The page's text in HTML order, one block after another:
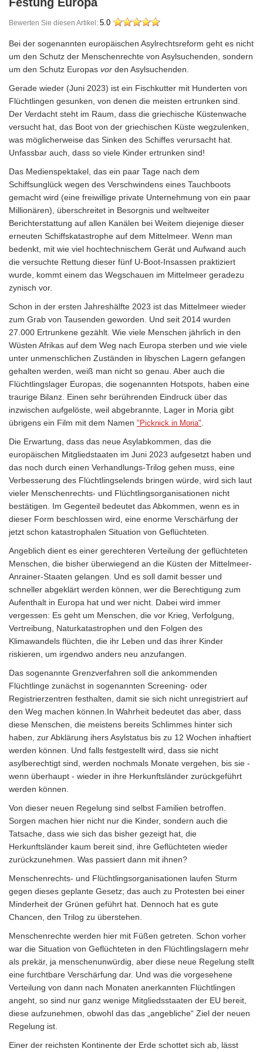
Bewerten Sie diesen Artikel: 5.0
Bei der sogenannten europäischen Asylrechtsreform geht es nicht
um den Schutz der Menschenrechte von Asylsuchenden, sondern
um den Schutz Europas vor den Asylsuchenden.
Gerade wieder (Juni 2023) ist ein Fischkutter mit Hunderten von
Flüchtlingen gesunken, von denen die meisten ertrunken sind.
Der Verdacht steht im Raum, dass die griechische Küstenwache
versucht hat, das Boot von der griechischen Küste wegzulenken,
was möglicherweise das Sinken des Schiffes verursacht hat.
Unfassbar auch, dass so viele Kinder ertrunken sind!
Das Medienspektakel, das ein paar Tage nach dem
Schiffsunglück wegen des Verschwindens eines Tauchboots
gemacht wird (eine freiwillige private Unternehmung von ein paar
Millionären), überschreitet in Besorgnis und weltweiter
Berichterstattung auf allen Kanälen bei Weitem diejenige dieser
erneuten Schiffskatastrophe auf dem Mittelmeer. Wenn man
bedenkt, mit wie viel hochtechnischem Gerät und Aufwand auch
die versuchte Rettung dieser fünf U-Boot-Insassen praktiziert
wurde, kommt einem das Wegschauen im Mittelmeer geradezu
zynisch vor.
Schon in der ersten Jahreshälfte 2023 ist das Mittelmeer wieder
zum Grab von Tausenden geworden. Und seit 2014 wurden
27.000 Ertrunkene gezählt. Wie viele Menschen jährlich in den
Wüsten Afrikas auf dem Weg nach Europa sterben und wie viele
unter unmenschlichen Zuständen in libyschen Lagern gefangen
gehalten werden, weiß man nicht so genau. Aber auch die
Flüchtlingslager Europas, die sogenannten Hotspots, haben eine
traurige Bilanz. Einen sehr berührenden Eindruck über das
inzwischen aufgelöste, weil abgebrannte, Lager in Moria gibt
übrigens ein Film mit dem Namen "Picknick in Moria"
Die Erwartung, dass das neue Asylabkommen, das die
europäischen Mitgliedstaaten im Juni 2023 aufgesetzt haben und
das noch durch einen Verhandlungs-Trilog gehen muss, eine
Verbesserung des Flüchtlingselends bringen würde, wird sich laut
vieler Menschenrechts- und Flüchtlingsorganisationen nicht
bestätigen. Im Gegenteil bedeutet das Abkommen, wenn es in
dieser Form beschlossen wird, eine enorme Verschärfung der
jetzt schon katastrophalen Situation von Geflüchteten.
Angeblich dient es einer gerechteren Verteilung der geflüchteten
Menschen, die bisher überwiegend an die Küsten der Mittelmeer-
Anrainer-Staaten gelangen. Und es soll damit besser und
schneller abgeklärt werden können, wer die Berechtigung zum
Aufenthalt in Europa hat und wer nicht. Dabei wird immer
vergessen: Es geht um Menschen, die vor Krieg, Verfolgung,
Vertreibung, Naturkatastrophen und den Folgen des
Klimawandels flüchten, die ihr Leben und das ihrer Kinder
riskieren, um irgendwo anders neu anzufangen.
Das sogenannte Grenzverfahren soll die ankommenden
Flüchtlinge zunächst in sogenannten Screening- oder
Registrierzentren festhalten, damit sie sich nicht unregistriert auf
den Weg machen können.In Wahrheit bedeutet das aber, dass
diese Menschen, die meistens bereits Schlimmes hinter sich
haben, zur Abklärung ihers Asylstatus bis zu 12 Wochen inhaftiert
werden können. Und falls festgestellt wird, dass sie nicht
asylberechtigt sind, werden nochmals Monate vergehen, bis sie -
wenn überhaupt - wieder in ihre Herkunftsländer zurückgeführt
werden können.
Von dieser neuen Regelung sind selbst Familien betroffen.
Sorgen machen hier nicht nur die Kinder, sondern auch die
Tatsache, dass wie sich das bisher gezeigt hat, die
Herkunftsländer kaum bereit sind, ihre Geflüchteten wieder
zurückzunehmen. Was passiert dann mit ihnen?
Menschenrechts- und Flüchtlingsorganisationen laufen Sturm
gegen dieses geplante Gesetz; das auch zu Protesten bei einer
Minderheit der Grünen geführt hat. Dennoch hat es gute
Chancen, den Trilog zu überstehen.
Menschenrechte werden hier mit Füßen getreten. Schon vorher
war die Situation von Geflüchteten in den Flüchtlingslagern mehr
als prekär, ja menschenunwürdig, aber diese neue Regelung stellt
eine furchtbare Verschärfung dar. Und was die vorgesehene
Verteilung von dann nach Monaten anerkannten Flüchtlingen
angeht, so sind nur ganz wenige Mitgliedsstaaten der EU bereit,
diese aufzunehmen, obwohl das das „angebliche“ Ziel der neuen
Regelung ist.
Einer der reichsten Kontinente der Erde schottet sich ab, lässt